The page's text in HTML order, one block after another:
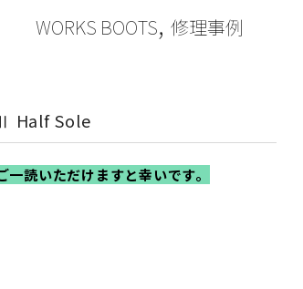
WORKS BOOTS, 修理事例
Half Sole
一読いただけますと幸いです。